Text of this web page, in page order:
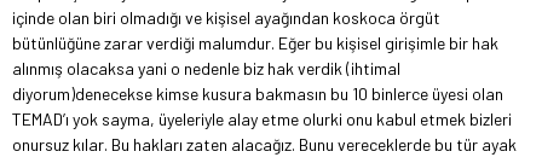
içinde olan biri olmadığı ve kişisel ayağından koskoca örgüt
bütünlüğüne zarar verdiği malumdur. Eğer bu kişisel girişimle bir hak
alınmış olacaksa yani o nedenle biz hak verdik (ihtimal
diyorum)denecekse kimse kusura bakmasın bu 10 binlerce üyesi olan
TEMAD’ı yok sayma, üyeleriyle alay etme olurki onu kabul etmek bizleri
onursuz kılar. Bu hakları zaten alacağız. Bunu vereceklerde bu tür ayak